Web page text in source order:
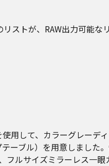
ストが、RAW出力可能な
用して、カラーグレーデ
ーブル）を用意しました
ルサイズミラーレス一